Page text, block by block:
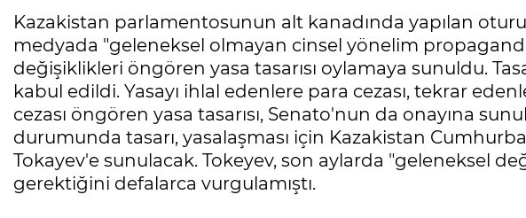
Kazakistan parlamentosunun alt kanadında yapılan
medyada "geleneksel olmayan cinsel yönelim
değişiklikleri öngören yasa tasarısı oylamaya sunuldu.
kabul edildi. Yasayı ihlal edenlere para cezası, tekrar
cezası öngören yasa tasarısı, Senato'nun da onayına
durumunda tasarı, yasalaşması için Kazakistan
Tokayev'e sunulacak. Tokeyev, son aylarda "geleneksel
gerektiğini defalarca vurgulamıştı.